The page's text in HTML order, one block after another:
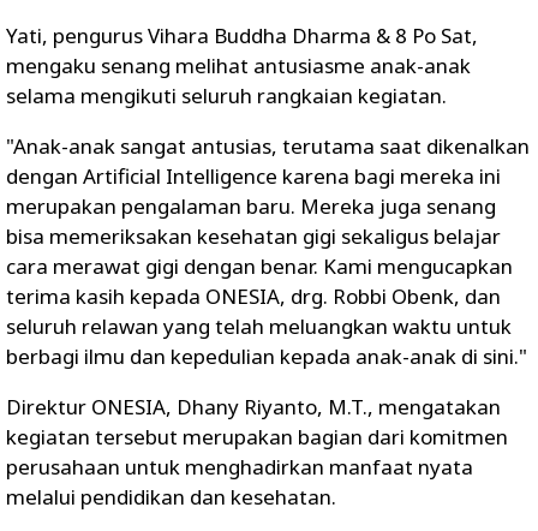
Yati, pengurus Vihara Buddha Dharma & 8 Po Sat,
mengaku senang melihat antusiasme anak-anak
selama mengikuti seluruh rangkaian kegiatan.
"Anak-anak sangat antusias, terutama saat dikenalkan
dengan Artificial Intelligence karena bagi mereka ini
merupakan pengalaman baru. Mereka juga senang
bisa memeriksakan kesehatan gigi sekaligus belajar
cara merawat gigi dengan benar. Kami mengucapkan
terima kasih kepada ONESIA, drg. Robbi Obenk, dan
seluruh relawan yang telah meluangkan waktu untuk
berbagi ilmu dan kepedulian kepada anak-anak di sini."
Direktur ONESIA, Dhany Riyanto, M.T., mengatakan
kegiatan tersebut merupakan bagian dari komitmen
perusahaan untuk menghadirkan manfaat nyata
melalui pendidikan dan kesehatan.